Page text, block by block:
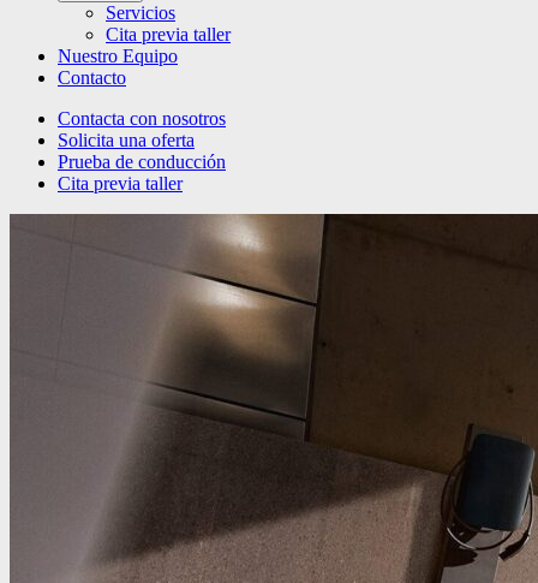
Servicios
Cita previa taller
Nuestro Equipo
Contacto
Contacta con nosotros
Solicita una oferta
Prueba de conducción
Cita previa taller